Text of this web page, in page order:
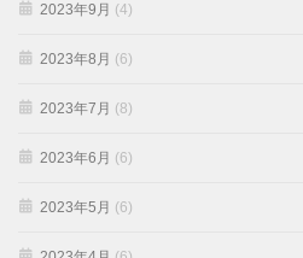
2023年9月 (4)
2023年8月 (6)
2023年7月 (8)
2023年6月 (6)
2023年5月 (6)